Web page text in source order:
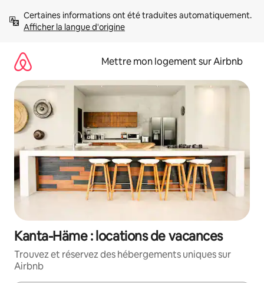
directement
Afficher la langue d'origine
Mettre mon logement sur Airbnb
Kanta-Häme : locations de vacances
Trouvez et réservez des hébergements uniques sur
Airbnb